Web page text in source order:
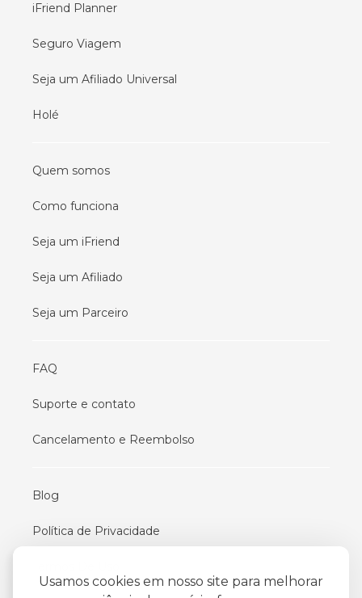
Usamos cookies em nosso site para melhorar
iFriend Planner
Seguro Viagem
Seja um Afiliado Universal
Holé
Quem somos
Como funciona
Seja um iFriend
Seja um Afiliado
Seja um Parceiro
FAQ
Suporte e contato
Cancelamento e Reembolso
Blog
Política de Privacidade